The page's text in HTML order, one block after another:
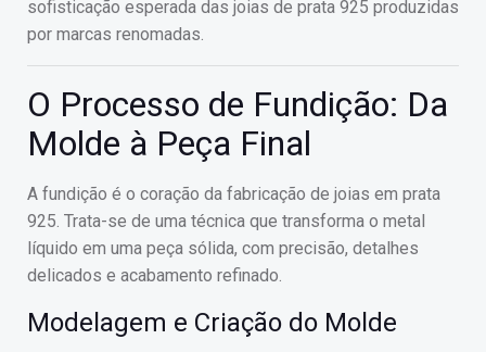
sofisticação esperada das joias de prata 925 produzidas
por marcas renomadas.
O Processo de Fundição: Da
Molde à Peça Final
A fundição é o coração da fabricação de joias em prata
925. Trata-se de uma técnica que transforma o metal
líquido em uma peça sólida, com precisão, detalhes
delicados e acabamento refinado.
Modelagem e Criação do Molde